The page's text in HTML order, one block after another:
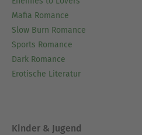
Mafia Romance
Slow Burn Romance
Sports Romance
Dark Romance
Erotische Literatur
Kinder & Jugend